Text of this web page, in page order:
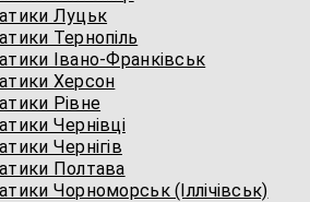
Луцьк
Тернопіль
Івано-Франківськ
Херсон
Рівне
Чернівці
Чернігів
Полтава
Чорноморськ (Іллічівськ)